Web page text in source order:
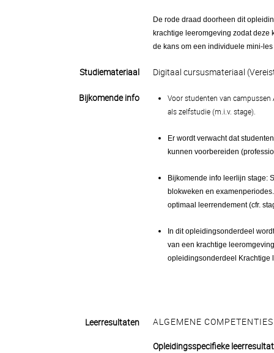
De rode draad doorheen dit
krachtige leeromgeving zodat
de kans om een individuele mini-
Studiemateriaal Digitaal cursusmateriaal
Bijkomende info
Voor studenten van
als zelfstudie (m.i.v. stage).
Er wordt verwacht dat
kunnen voorbereiden
Bijkomende info leerlijn stage:
blokweken en
optimaal leerrendement (cfr.
In dit opleidingsonderdeel
van een krachtige
opleidingsonderdeel Krachtige
Leerresultaten ALGEMENE COMPETENTIES
Opleidingsspecifieke